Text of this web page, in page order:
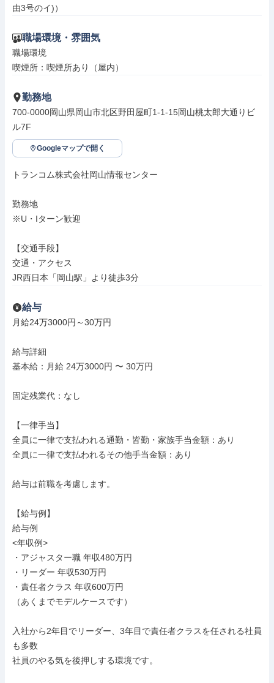
由3号のイ)）
職場環境・雰囲気
職場環境
喫煙所：喫煙所あり（屋内）
勤務地
700-0000岡山県岡山市北区野田屋町1-1-15岡山桃太郎大通りビ
ル7F
Googleマップで開く
トランコム株式会社岡山情報センター
勤務地
※U・Iターン歓迎
【交通手段】
交通・アクセス
JR西日本「岡山駅」より徒歩3分
給与
月給24万3000円～30万円
給与詳細
基本給：月給 24万3000円 〜 30万円
固定残業代：なし
【一律手当】
全員に一律で支払われる通勤・皆勤・家族手当金額：あり
全員に一律で支払われるその他手当金額：あり
給与は前職を考慮します。
【給与例】
給与例
<年収例>
・アジャスター職 年収480万円
・リーダー 年収530万円
・責任者クラス 年収600万円
（あくまでモデルケースです）
入社から2年目でリーダー、3年目で責任者クラスを任される社員
も多数
社員のやる気を後押しする環境です。